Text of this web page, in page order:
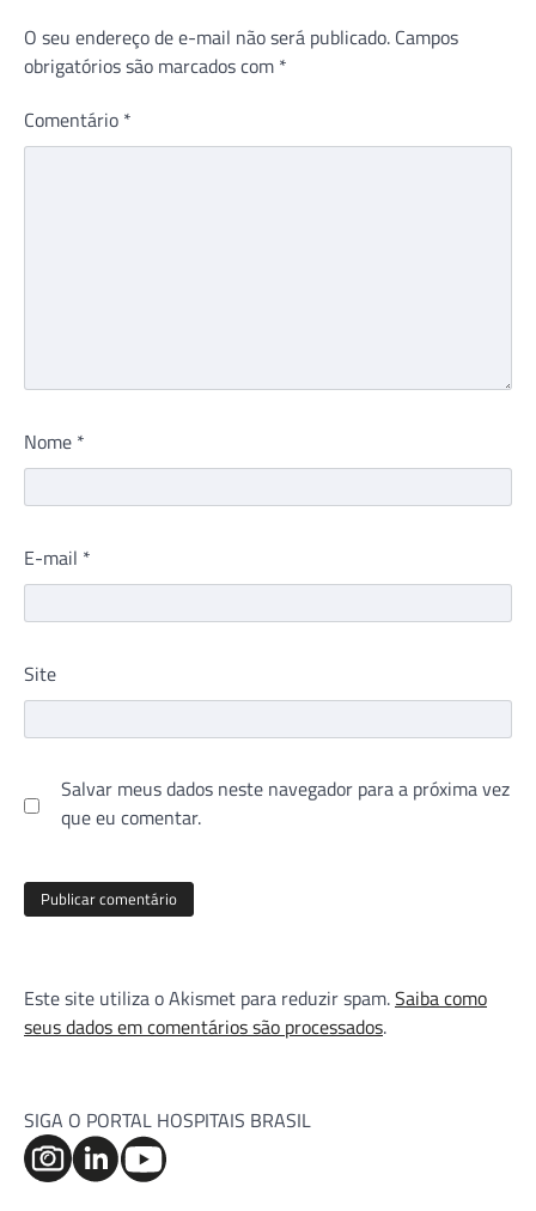
O seu endereço de e-mail não será publicado. Campos
obrigatórios são marcados com *
Comentário *
Nome *
E-mail *
Site
Salvar meus dados neste navegador para a próxima vez
que eu comentar.
Este site utiliza o Akismet para reduzir spam.Saiba como
seus dados em comentários são processados.
SIGA O PORTAL HOSPITAIS BRASIL